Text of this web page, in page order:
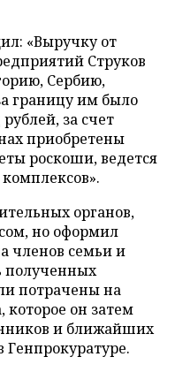
«Выручку от
Струков
Сербию,
границу им было
за счет
приобретены
роскоши, ведется
органов,
но оформил
членов семьи и
полученных
потрачены на
он затем
и ближайших